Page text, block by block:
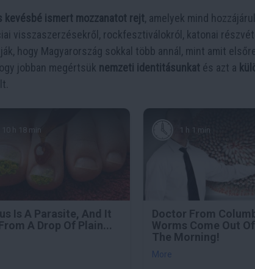
kevésbé ismert mozzanatot rejt, amelyek mind
visszaszerzésekről, rockfesztiválokról, katonai
hogy Magyarország sokkal több annál, mint amit
jobban megértsük nemzeti identitásunkat és azt a
10 h 18 min
Is A Parasite, And It
A Drop Of Plain...
1 h 1 min
Doctor From
Worms Come Out
The Morning!
More